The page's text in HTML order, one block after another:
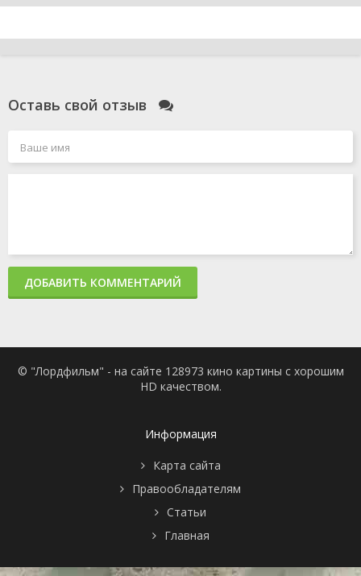
Оставь свой отзыв
ДОБАВИТЬ КОММЕНТАРИЙ
© "Лордфильм" - на сайте 128973 кино картины с хорошим
HD качеством.
Информация
Карта сайта
Правообладателям
Статьи
Главная